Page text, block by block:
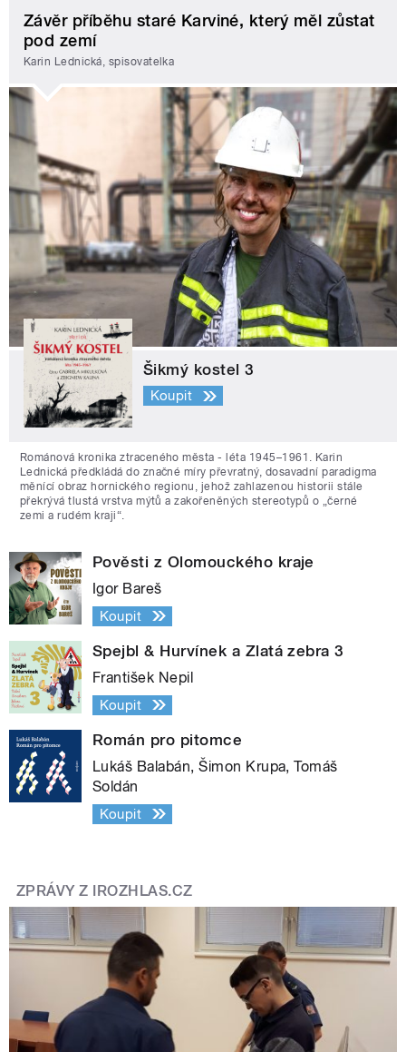
Závěr příběhu staré Karviné, který měl zůstat
pod zemí
Karin Lednická, spisovatelka
Šikmý kostel 3
Koupit
Románová kronika ztraceného města - léta 1945–1961. Karin
Lednická předkládá do značné míry převratný, dosavadní paradigma
měnící obraz hornického regionu, jehož zahlazenou historii stále
překrývá tlustá vrstva mýtů a zakořeněných stereotypů o „černé
zemi a rudém kraji“.
Pověsti z Olomouckého kraje
Igor Bareš
Koupit
Spejbl & Hurvínek a Zlatá zebra 3
František Nepil
Koupit
Román pro pitomce
Lukáš Balabán, Šimon Krupa, Tomáš
Soldán
Koupit
ZPRÁVY Z IROZHLAS.CZ